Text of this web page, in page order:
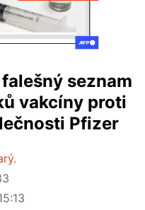
seznam
vakcíny proti
Pfizer